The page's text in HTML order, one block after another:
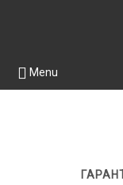
Menu